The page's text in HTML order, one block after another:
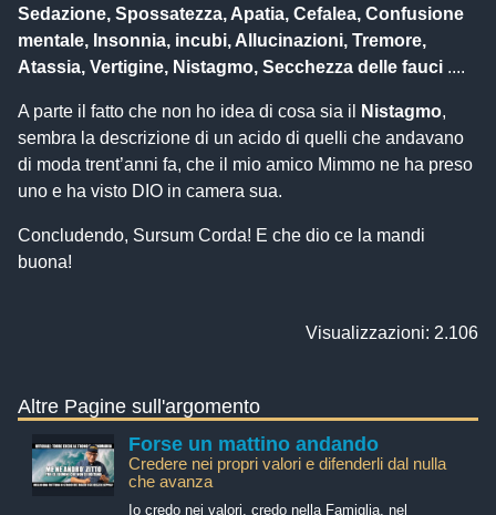
Sedazione, Spossatezza, Apatia, Cefalea, Confusione
mentale, Insonnia, incubi, Allucinazioni, Tremore,
Atassia, Vertigine, Nistagmo, Secchezza delle fauci ....
A parte il fatto che non ho idea di cosa sia il Nistagmo,
sembra la descrizione di un acido di quelli che andavano
di moda trent’anni fa, che il mio amico Mimmo ne ha preso
uno e ha visto DIO in camera sua.
Concludendo, Sursum Corda! E che dio ce la mandi
buona!
Visualizzazioni: 2.106
Altre Pagine sull'argomento
Forse un mattino andando
Credere nei propri valori e difenderli dal nulla
che avanza
Io credo nei valori, credo nella Famiglia, nel